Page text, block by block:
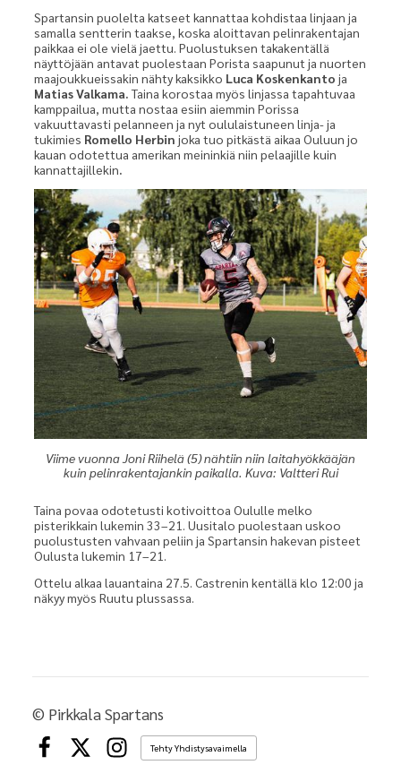
Spartansin puolelta katseet kannattaa kohdistaa linjaan ja
samalla sentterin taakse, koska aloittavan pelinrakentajan
paikkaa ei ole vielä jaettu. Puolustuksen takakentällä
näyttöjään antavat puolestaan Porista saapunut ja nuorten
maajoukkueissakin nähty kaksikko Luca Koskenkanto ja
Matias Valkama.Taina korostaa myös linjassa tapahtuvaa
kamppailua, mutta nostaa esiin aiemmin Porissa
vakuuttavasti pelanneen ja nyt oululaistuneen linja- ja
tukimies Romello Herbin joka tuo pitkästä aikaa Ouluun jo
kauan odotettua amerikan meininkiä niin pelaajille kuin
kannattajillekin.
Viime vuonna Joni Riihelä (5) nähtiin niin laitahyökkääjän
kuin pelinrakentajankin paikalla. Kuva: Valtteri Rui
Taina povaa odotetusti kotivoittoa Oululle melko
pisterikkain lukemin 33–21. Uusitalo puolestaan uskoo
puolustusten vahvaan peliin ja Spartansin hakevan pisteet
Oulusta lukemin 17–21.
Ottelu alkaa lauantaina 27.5. Castrenin kentällä klo 12:00 ja
näkyy myös Ruutu plussassa.
© Pirkkala Spartans
Instagram
Tehty Yhdistysavaimella